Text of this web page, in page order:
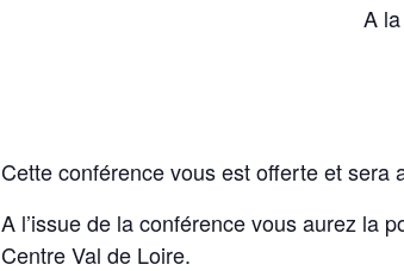
A
Cette conférence vous est offerte et
A l’issue de la conférence vous aurez la
Centre Val de Loire.